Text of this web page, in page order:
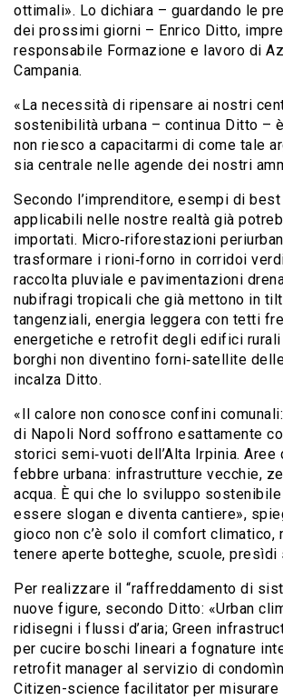
ottimali». Lo dichiara – guardando le
dei prossimi giorni – Enrico Ditto,
responsabile Formazione e lavoro di
Campania.
«La necessità di ripensare ai nostri
sostenibilità urbana – continua Ditto –
non riesco a capacitarmi di come tale
sia centrale nelle agende dei nostri
Secondo l’imprenditore, esempi di
applicabili nelle nostre realtà già
importati. Micro‐riforestazioni
trasformare i rioni‐forno in corridoi
raccolta pluviale e pavimentazioni
nubifragi tropicali che già mettono in
tangenziali, energia leggera con tetti
energetiche e retrofit degli edifici rurali
borghi non diventino forni‐satellite
incalza Ditto.
«Il calore non conosce confini
di Napoli Nord soffrono esattamente
storici semi‐vuoti dell’Alta Irpinia.
febbre urbana: infrastrutture vecchie,
acqua. È qui che lo sviluppo
essere slogan e diventa cantiere»,
gioco non c’è solo il comfort climatico,
tenere aperte botteghe, scuole, presìdi
Per realizzare il “raffreddamento di
nuove figure, secondo Ditto: «Urban
ridisegni i flussi d’aria; Green
per cucire boschi lineari a fognature
retrofit manager al servizio di
Citizen-science facilitator per misurare